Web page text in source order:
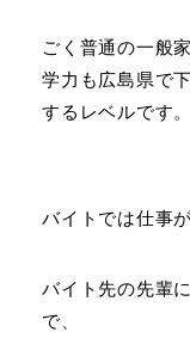
ごく普通の一般
学力も広島県で
するレベルです。
バイトでは仕事
バイト先の先輩
で、